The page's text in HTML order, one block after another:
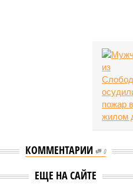
КОММЕНТАРИИ 0
ЕЩЕ НА САЙТЕ
область вновь